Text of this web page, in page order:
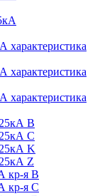
B
C
K
Z
кр-я B
кр-я C